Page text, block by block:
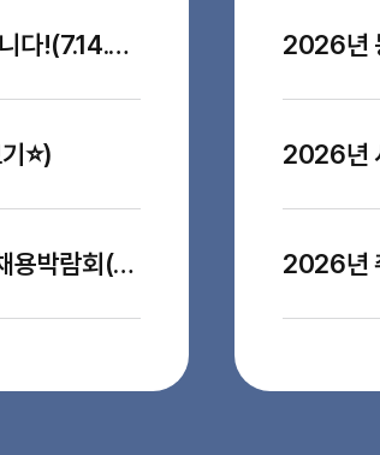
[기업모집⚡️] 권역별 채용박람회 참여기업을 모집합니다!(7.14.~8.14.) | 커피쿠폰 이벤트 진행중
⭐)
[✅채용공고] "700명 채용" 서울 서부권역 중장년 채용박람회(온/오프라인)